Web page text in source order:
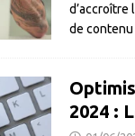
d’accroître
de
2024 :